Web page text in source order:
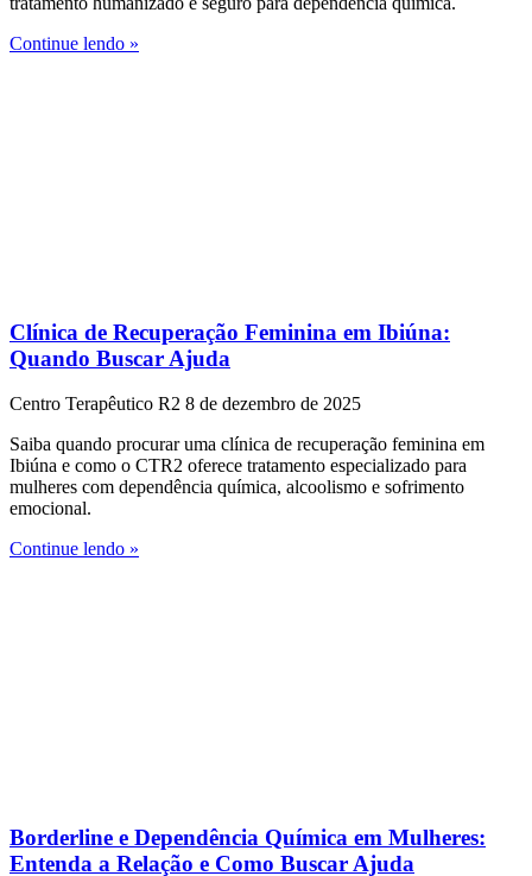
Continue lendo »
Clínica de Recuperação Feminina em Ibiúna:
Quando Buscar Ajuda
Centro Terapêutico R2 8 de dezembro de 2025
Saiba quando procurar uma clínica de recuperação feminina em
Ibiúna e como o CTR2 oferece tratamento especializado para
mulheres com dependência química, alcoolismo e sofrimento
emocional.
Continue lendo »
Borderline e Dependência Química em Mulheres:
Entenda a Relação e Como Buscar Ajuda